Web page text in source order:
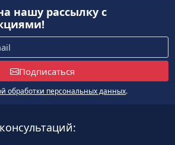
нашу рассылкус
Подписаться
обработки персональных данных.